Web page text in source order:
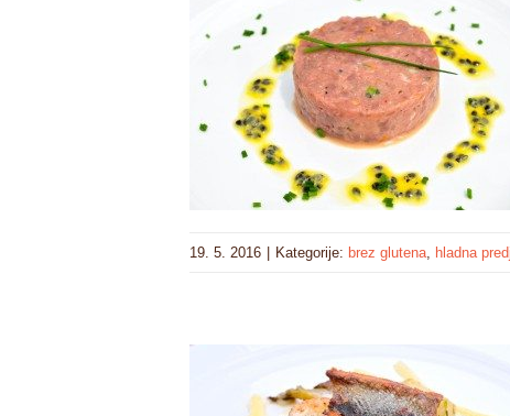
19. 5. 2016 Kategorije: brez glutena, hladna